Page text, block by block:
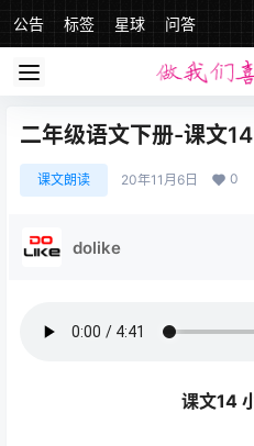
公告 标签 星球 问答
二年级语文下册-课文
课文朗读 20年11月6日 0
dolike
课文14